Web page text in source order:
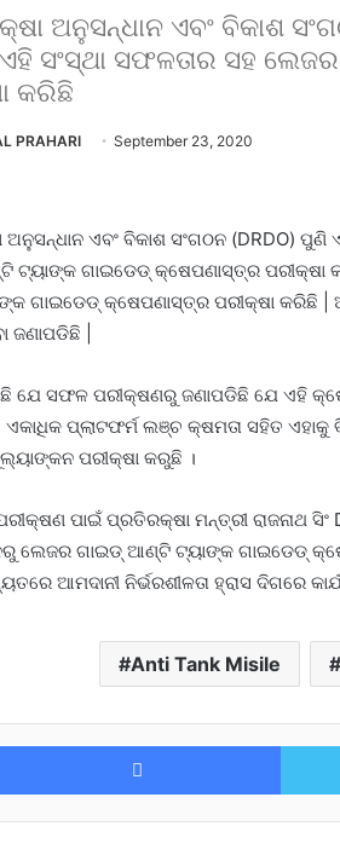
ଅନୁସନ୍ଧାନ ଏବଂ ବିକାଶ
ସଂସ୍ଥା ସଫଳତାର ସହ
କରିଛି
PRAHARI September 23, 2020
ଏବଂ ବିକାଶ ସଂଗଠନ (DRDO)
ଟ୍ୟାଙ୍କ ଗାଇଡେଡ୍ କ୍ଷେପଣାସ୍ତ୍ର ପରୀକ୍ଷା
ଗାଇଡେଡ୍ କ୍ଷେପଣାସ୍ତ୍ର ପରୀକ୍ଷା କରିଛି |
ଜଣାପଡିଛି |
ଯେ ସଫଳ ପରୀକ୍ଷଣରୁ ଜଣାପଡିଛି ଯେ ଏହି
ଏକାଧିକ ପ୍ଲାଟଫର୍ମ ଲଞ୍ଚ କ୍ଷମତା ସହିତ
ପରୀକ୍ଷା କରୁଛି ।
ପାଇଁ ପ୍ରତିରକ୍ଷା ମନ୍ତ୍ରୀ ରାଜନାଥ
ଲେଜର ଗାଇଡ୍ ଆଣ୍ଟି ଟ୍ୟାଙ୍କ ଗାଇଡେଡ୍
ଆମଦାନୀ ନିର୍ଭରଶୀଳତା ହ୍ରାସ ଦିଗରେ
Anti Tank Misile